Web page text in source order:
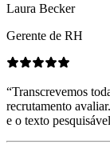
Laura Becker
Gerente de RH
“Transcrevemos
recrutamento
e o texto